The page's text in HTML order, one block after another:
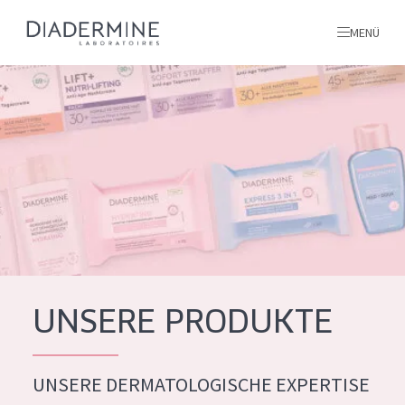
PRODUKTTYP
ALLE PRODUKTE
Alle produkte
MENÜ
inhaltsstoffe
Über uns
Inspiration
Kontakt
French
UNSERE PRODUKTE
UNSERE DERMATOLOGISCHE EXPERTISE